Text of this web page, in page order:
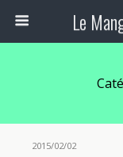
Le
2015/02/02